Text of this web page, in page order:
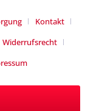
Kontakt
Widerrufsrecht